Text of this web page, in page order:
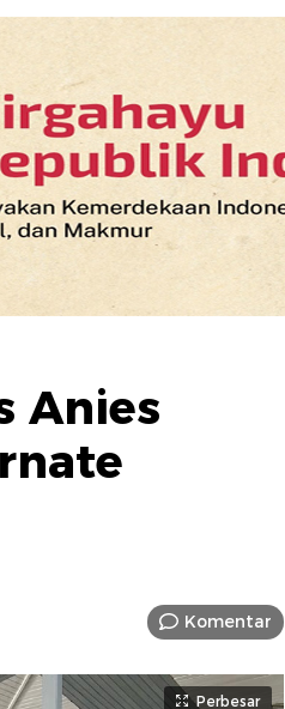
Anies
Komentar
Perbesar